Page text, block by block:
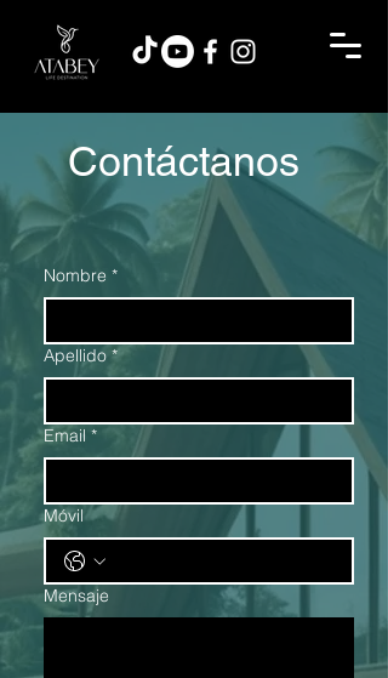
Contáctanos
Nombre *
Apellido *
Email *
Móvil
Mensaje